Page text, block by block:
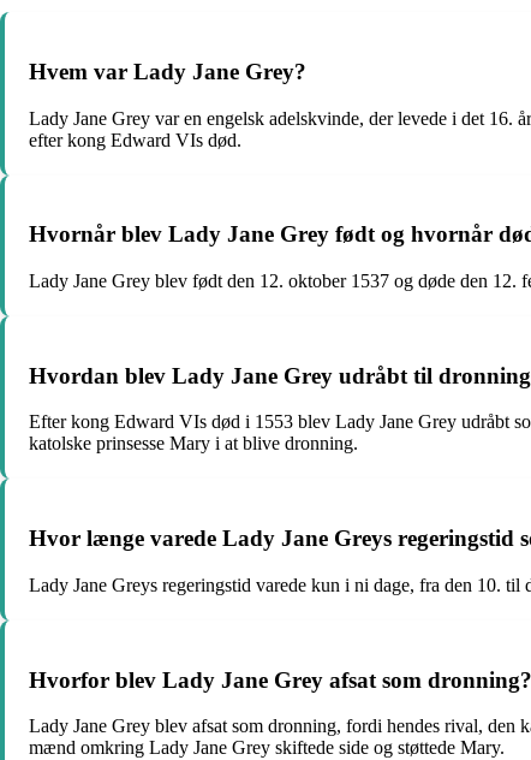
Hvem var Lady Jane Grey?
Lady Jane Grey var en engelsk adelskvinde, der levede i det
efter kong Edward VIs død.
Hvornår blev Lady Jane Grey født og hvornår
Lady Jane Grey blev født den 12. oktober 1537 og døde den 12.
Hvordan blev Lady Jane Grey udråbt til
Efter kong Edward VIs død i 1553 blev Lady Jane Grey udråbt
katolske prinsesse Mary i at blive dronning.
Hvor længe varede Lady Jane Greys regeringstid
Lady Jane Greys regeringstid varede kun i ni dage, fra den 10. til
Hvorfor blev Lady Jane Grey afsat som dronning?
Lady Jane Grey blev afsat som dronning, fordi hendes rival,
mænd omkring Lady Jane Grey skiftede side og støttede Mary.